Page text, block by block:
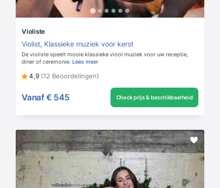
Violiste
Violist, Klassieke muziek voor kerst
De violiste speelt mooie klassieke viool muziek voor uw receptie,
diner of ceremonie. Lees meer
4,9 (12 Beoordelingen)
Vanaf € 545 Check prijs & beschikbaarheid